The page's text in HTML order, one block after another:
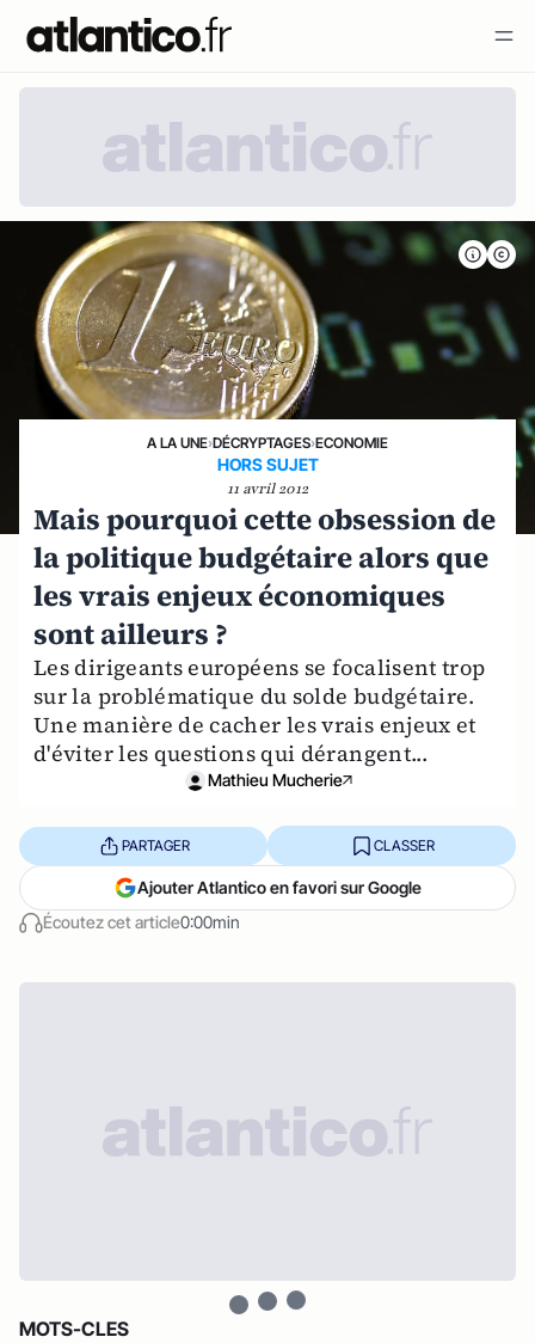
A LA UNE›DÉCRYPTAGES›ECONOMIE
HORS SUJET
11 avril 2012
Mais pourquoi cette obsession de
la politique budgétaire alors que
les vrais enjeux économiques
sont ailleurs ?
Les dirigeants européens se focalisent trop
sur la problématique du solde budgétaire.
Une manière de cacher les vrais enjeux et
d'éviter les questions qui dérangent...
Mathieu Mucherie
Écoutez cet article0:00min
PARTAGER CLASSER
Ajouter Atlantico en favori sur Google
MOTS-CLES